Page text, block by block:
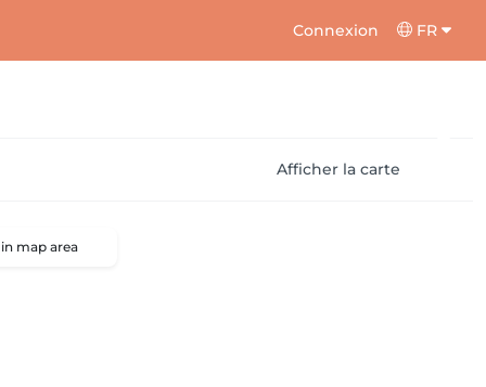
Connexion FR
Afficher la carte
map area